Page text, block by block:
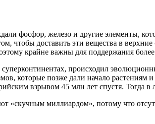
фосфор, железо и другие элементы,
чтобы доставить эти вещества в
крайне важны для поддержания
суперконтинентах, происходил
которые позже дали начало растениям
взрывом 45 млн лет спустя. Тогда
миллиардом», потому что